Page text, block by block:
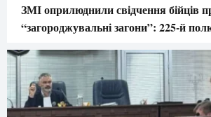
ЗМІ оприлюднили свідчення бійців
“загороджувальні загони”: 225-й